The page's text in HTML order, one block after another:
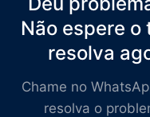
Não espere
resolva
Chame no
resolva o